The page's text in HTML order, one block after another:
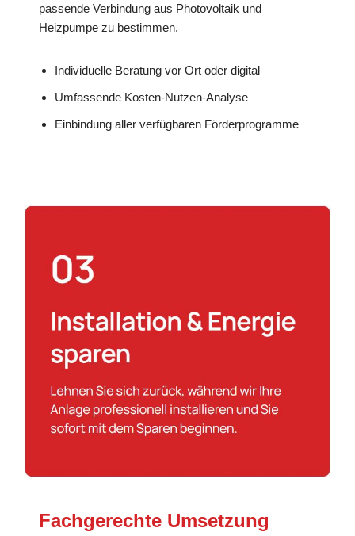
passende Verbindung aus Photovoltaik und
Heizpumpe zu bestimmen.
Individuelle Beratung vor Ort oder digital
Umfassende Kosten-Nutzen-Analyse
Einbindung aller verfügbaren Förderprogramme
Fachgerechte Umsetzung